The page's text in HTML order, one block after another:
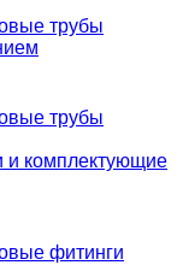
трубы
трубы
и комплектующие
фитинги